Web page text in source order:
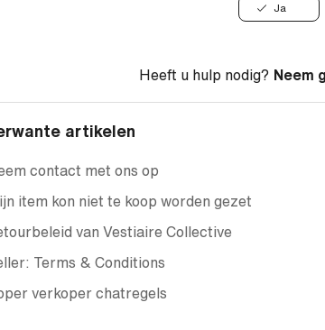
Ja
Heeft u hulp nodig? Neem
artikelen
contact met ons op
item kon niet te koop worden gezet
van Vestiaire Collective
Terms & Conditions
verkoper chatregels